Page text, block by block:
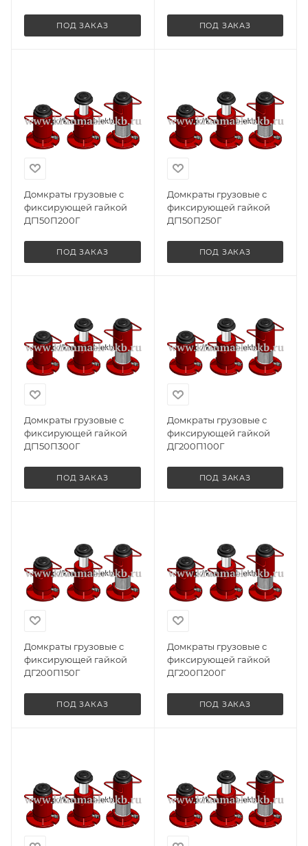
ПОД ЗАКАЗ ПОД ЗАКАЗ
Домкраты грузовые с
фиксирующей гайкой
ДГ150П200Г
ПОД ЗАКАЗ
Домкраты грузовые с
фиксирующей гайкой
ДГ150П250Г
ПОД ЗАКАЗ
Домкраты грузовые с
фиксирующей гайкой
ДГ150П300Г
ПОД ЗАКАЗ
Домкраты грузовые с
фиксирующей гайкой
ДГ200П100Г
ПОД ЗАКАЗ
Домкраты грузовые с
фиксирующей гайкой
ДГ200П150Г
ПОД ЗАКАЗ
Домкраты грузовые с
фиксирующей гайкой
ДГ200П200Г
ПОД ЗАКАЗ